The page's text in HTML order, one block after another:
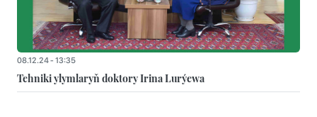
08.12.24 - 13:35
Tehniki ylymlaryň doktory Irina Lurýewa